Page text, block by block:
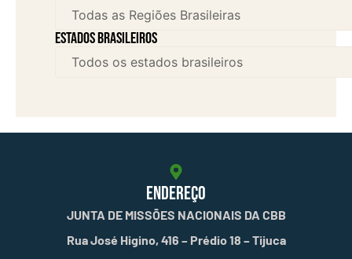
Estados brasileiros
ENDEREÇO
JUNTA DE MISSÕES NACIONAIS DA CBB
Rua José Higino, 416 – Prédio 18 – Tijuca